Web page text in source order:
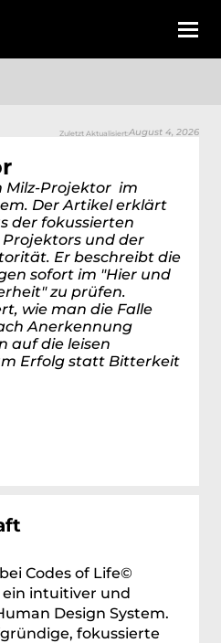
Zuletzt Aktualisiert:August 4, 2026
Projektor  im
Der Artikel erklärt
der fokussierten
und der
Er beschreibt die
sofort im "Hier und
zu prüfen.
wie man die Falle
Anerkennung
auf die leisen
Erfolg statt Bitterkeit
intuitiver und
Design System.
fokussierte